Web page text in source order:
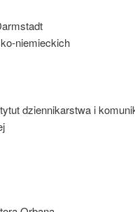
niemieckich
dziennikarstwa i